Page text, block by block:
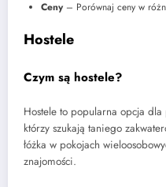
Ceny– Porównaj ceny w
Hostele
Czym są hostele?
Hostele to popularna opcja dla
którzy szukają taniego
łóżka w pokojach
znajomości.